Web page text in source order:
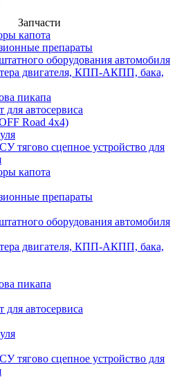
Запчасти
капота
препараты
оборудования автомобиля
двигателя, КПП-АКПП, бака,
пикапа
для автосервиса
Road 4x4)
тягово сцепное устройство для
капота
препараты
оборудования автомобиля
двигателя, КПП-АКПП, бака,
пикапа
для автосервиса
тягово сцепное устройство для